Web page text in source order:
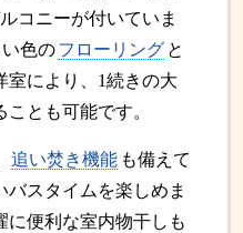
コニーが付いていま
色のフローリング と
室により、1続きの大
とも可能です。
追い焚き機能 も備えて
スタイムを楽しめま
に便利な室内物干しも